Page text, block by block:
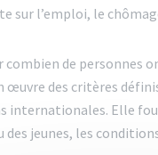
sur l’emploi, le
de personnes
des critères
internationales. Elle
des jeunes, les